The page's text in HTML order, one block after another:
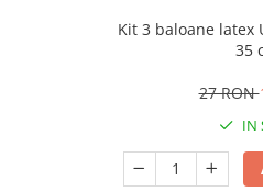
Kit 3 baloane latex
35
27 RON
IN